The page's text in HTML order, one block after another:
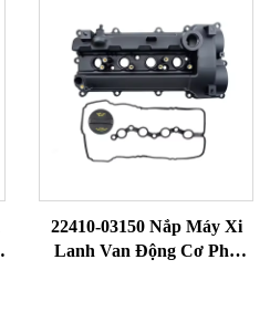
22410-03150 Nắp Máy Xi
Lanh Van Động Cơ Phụ